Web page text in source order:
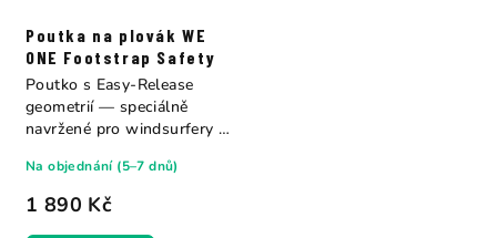
Poutka na plovák WE
ONE Footstrap Safety
1 890 Kč
Na objednání (5–7 dnů)
Poutko s Easy-Release
geometrií — speciálně
navržené pro windsurfery a